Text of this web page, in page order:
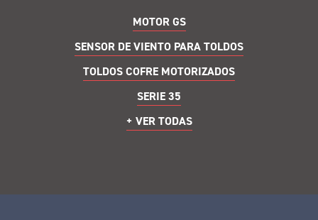
MOTOR GS
SENSOR DE VIENTO PARA TOLDOS
TOLDOS COFRE MOTORIZADOS
SERIE 35
+ VER TODAS